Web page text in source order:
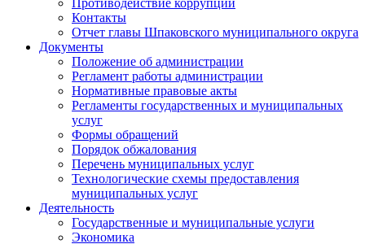
Противодействие коррупции
Контакты
Отчет главы Шпаковского муниципального округа
Документы
Положение об администрации
Регламент работы администрации
Нормативные правовые акты
Регламенты государственных и муниципальных
услуг
Формы обращений
Порядок обжалования
Перечень муниципальных услуг
Технологические схемы предоставления
муниципальных услуг
Деятельность
Государственные и муниципальные услуги
Экономика